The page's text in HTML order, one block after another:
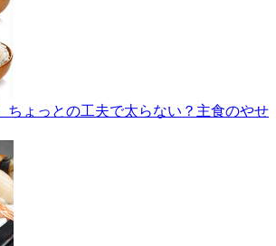
ちょっとの工夫で太らない？主食のやせ